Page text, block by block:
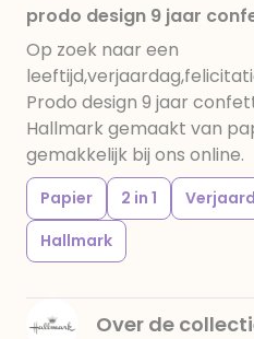
prodo design 9 jaar
Op zoek naar een
Prodo design 9 jaar
Hallmark gemaakt van
gemakkelijk bij ons online.
Papier 2 in 1
Hallmark
Over de